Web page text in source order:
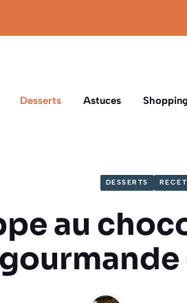
Desserts Astuces Shopping
DESSERTS
au